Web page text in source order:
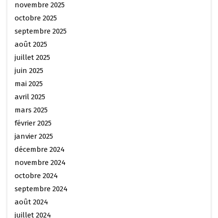
novembre 2025
octobre 2025
septembre 2025
août 2025
juillet 2025
juin 2025
mai 2025
avril 2025
mars 2025
février 2025
janvier 2025
décembre 2024
novembre 2024
octobre 2024
septembre 2024
août 2024
juillet 2024